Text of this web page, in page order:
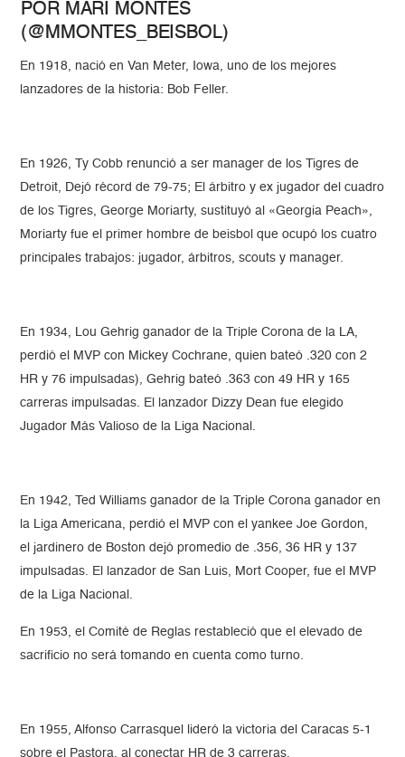
POR MARI MONTES
(@MMONTES_BEISBOL)
En 1918, nació en Van Meter, Iowa, uno de los mejores
lanzadores de la historia: Bob Feller.
En 1926, Ty Cobb renunció a ser manager de los Tigres de
Detroit, Dejó récord de 79-75; El árbitro y ex jugador del cuadro
de los Tigres, George Moriarty, sustituyó al «Georgia Peach»,
Moriarty fue el primer hombre de beisbol que ocupó los cuatro
principales trabajos: jugador, árbitros, scouts y manager.
En 1934, Lou Gehrig ganador de la Triple Corona de la LA,
perdió el MVP con Mickey Cochrane, quien bateó .320 con 2
HR y 76 impulsadas), Gehrig bateó .363 con 49 HR y 165
carreras impulsadas. El lanzador Dizzy Dean fue elegido
Jugador Más Valioso de la Liga Nacional.
En 1942, Ted Williams ganador de la Triple Corona ganador en
la Liga Americana, perdió el MVP con el yankee Joe Gordon,
el jardinero de Boston dejó promedio de .356, 36 HR y 137
impulsadas. El lanzador de San Luis, Mort Cooper, fue el MVP
de la Liga Nacional.
En 1953, el Comité de Reglas restableció que el elevado de
sacrificio no será tomando en cuenta como turno.
En 1955, Alfonso Carrasquel lideró la victoria del Caracas 5-1
sobre el Pastora, al conectar HR de 3 carreras.